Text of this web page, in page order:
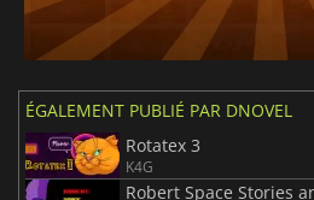
ÉGALEMENT PUBLIÉ PAR DNOVEL
Rotatex 3
K4G
Robert Space Stories